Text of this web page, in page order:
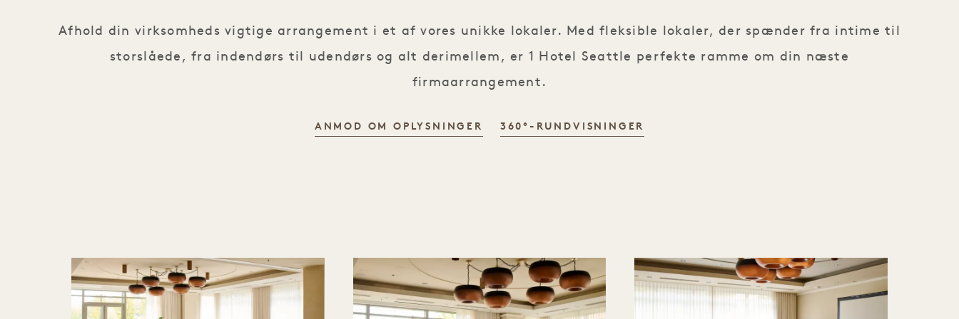
Afhold din virksomheds vigtige arrangement i et af vores unikke lokaler. Med fleksible lokaler, der spænder fra intime til
storslåede, fra indendørs til udendørs og alt derimellem, er 1 Hotel Seattle perfekte ramme om din næste
firmaarrangement.
ANMOD OM OPLYSNINGER 360°-RUNDVISNINGER